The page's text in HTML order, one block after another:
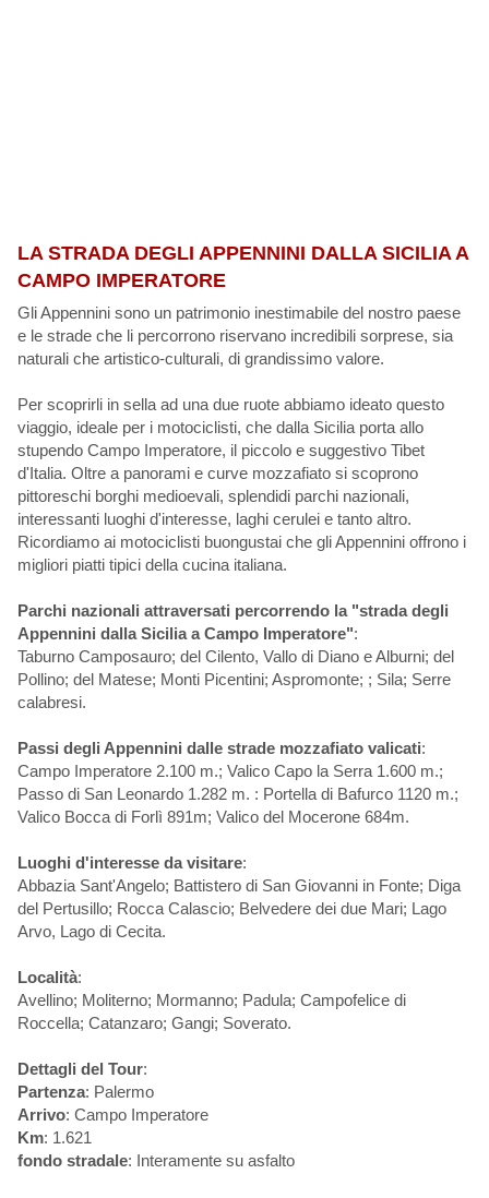
LA STRADA DEGLI APPENNINI DALLA SICILIA A
CAMPO IMPERATORE
Gli Appennini sono un patrimonio inestimabile del nostro paese
e le strade che li percorrono riservano incredibili sorprese, sia
naturali che artistico-culturali, di grandissimo valore.
Per scoprirli in sella ad una due ruote abbiamo ideato questo
viaggio, ideale per i motociclisti, che dalla Sicilia porta allo
stupendo Campo Imperatore, il piccolo e suggestivo Tibet
d'Italia. Oltre a panorami e curve mozzafiato si scoprono
pittoreschi borghi medioevali, splendidi parchi nazionali,
interessanti luoghi d'interesse, laghi cerulei e tanto altro.
Ricordiamo ai motociclisti buongustai che gli Appennini offrono i
migliori piatti tipici della cucina italiana.
Parchi nazionali attraversati percorrendo la "strada degli
Appennini dalla Sicilia a Campo Imperatore":
Taburno Camposauro; del Cilento, Vallo di Diano e Alburni; del
Pollino; del Matese; Monti Picentini; Aspromonte; ; Sila; Serre
calabresi.
Passi degli Appennini dalle strade mozzafiato valicati:
Campo Imperatore 2.100 m.; Valico Capo la Serra 1.600 m.;
Passo di San Leonardo 1.282 m. : Portella di Bafurco 1120 m.;
Valico Bocca di Forlì 891m; Valico del Mocerone 684m.
Luoghi d'interesse da visitare:
Abbazia Sant'Angelo; Battistero di San Giovanni in Fonte; Diga
del Pertusillo; Rocca Calascio; Belvedere dei due Mari; Lago
Arvo, Lago di Cecita.
Località:
Avellino; Moliterno; Mormanno; Padula; Campofelice di
Roccella; Catanzaro; Gangi; Soverato.
Dettagli del Tour:
Partenza: Palermo
Arrivo: Campo Imperatore
Km: 1.621
fondo stradale: Interamente su asfalto